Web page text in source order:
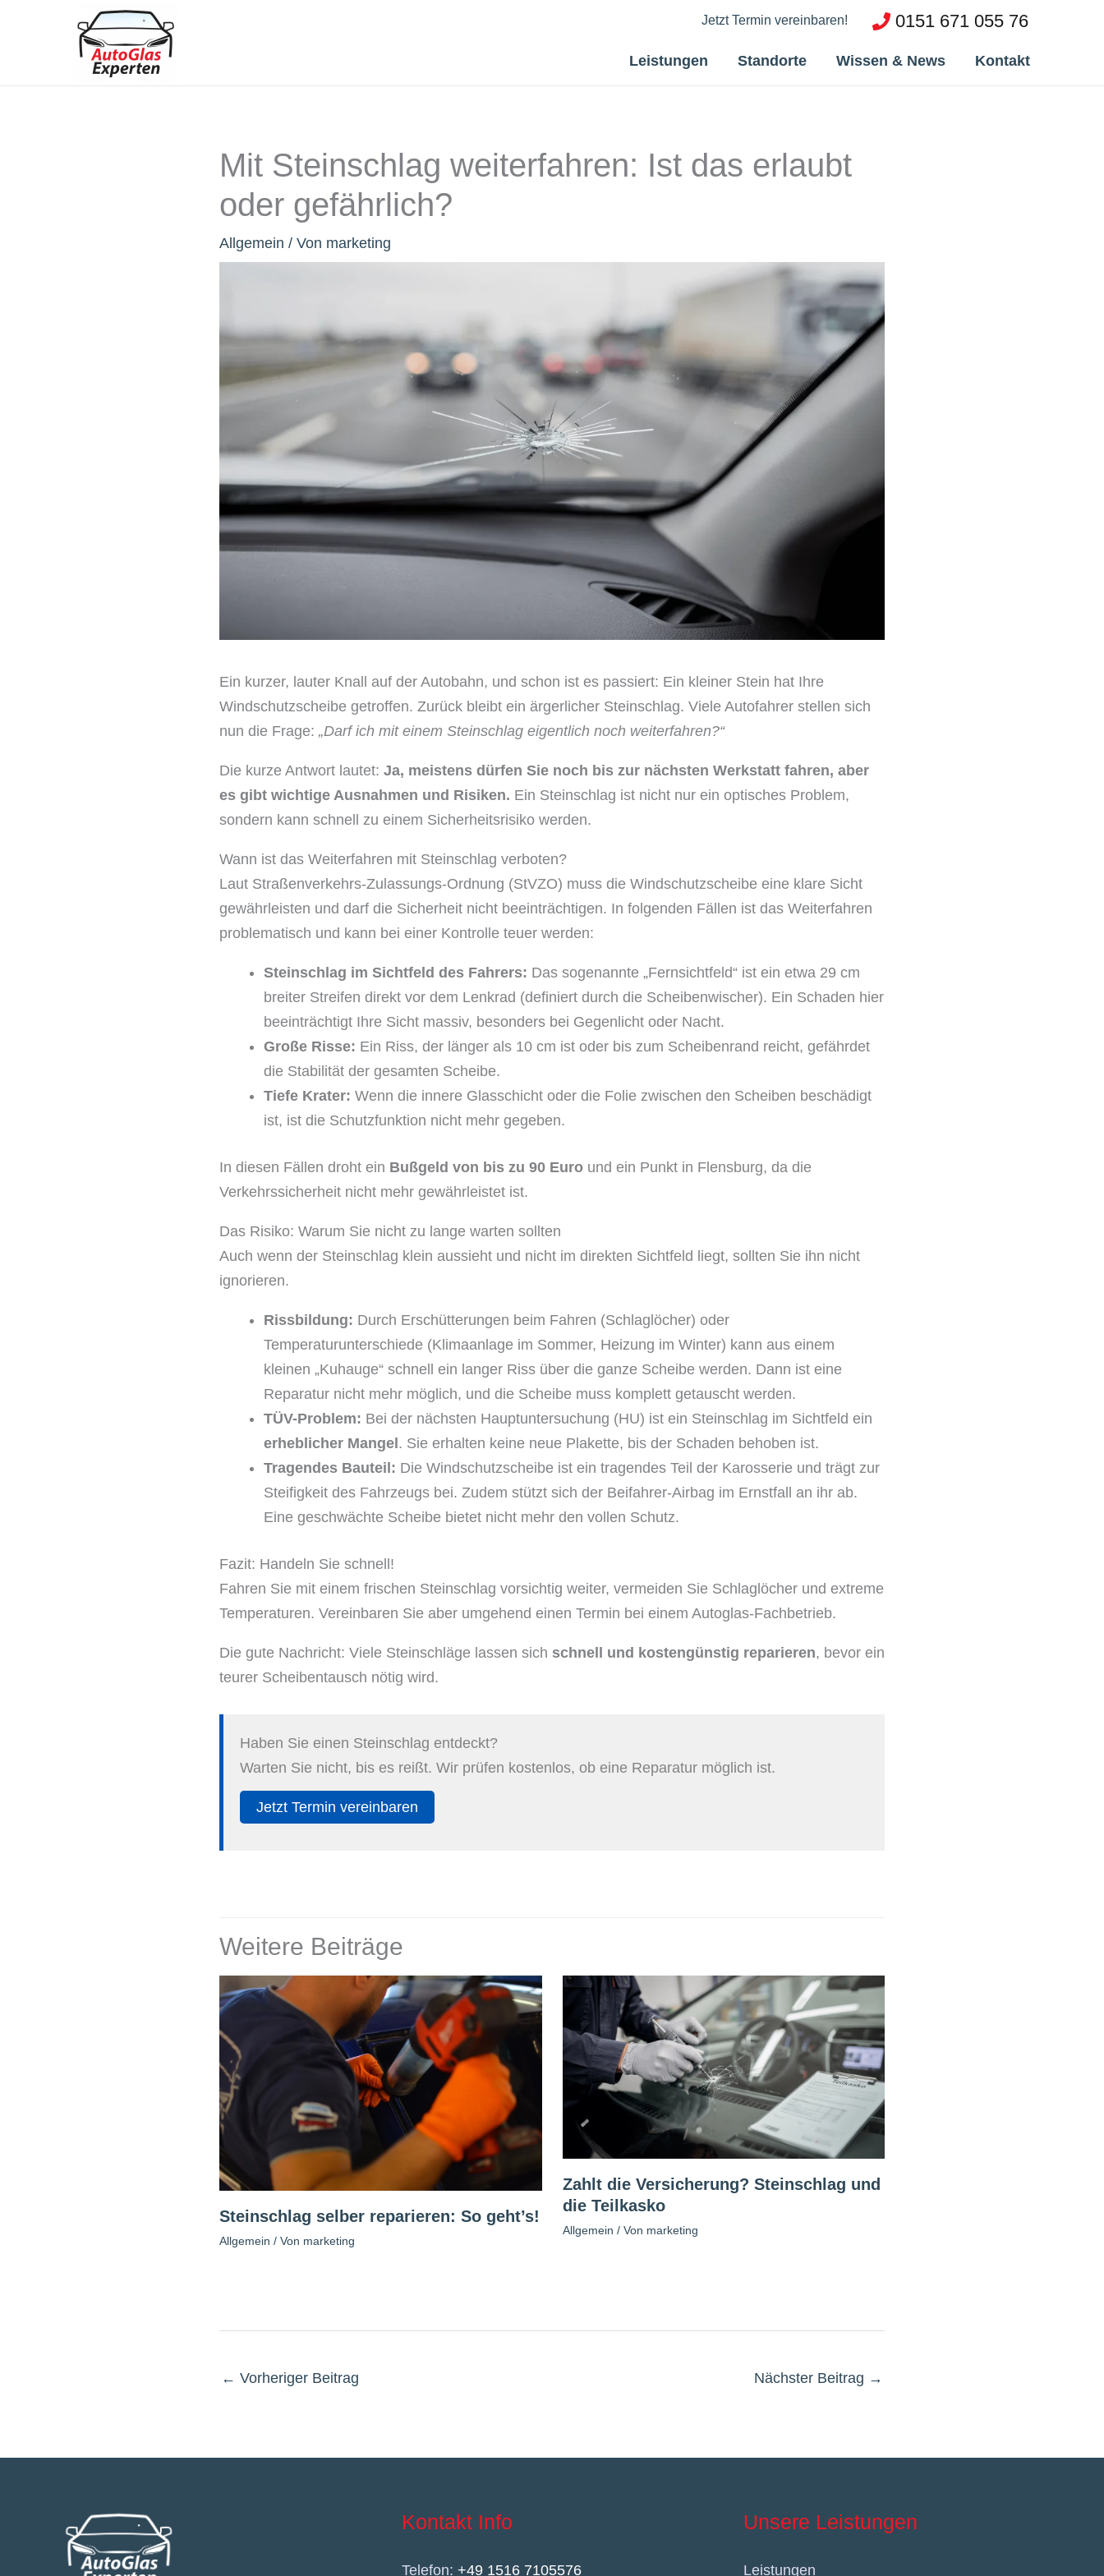
Jetzt Termin vereinbaren! 0151 671 055 76
Leistungen Standorte Wissen & News Kontakt
Mit Steinschlag weiterfahren: Ist das erlaubt
oder gefährlich?
Allgemein / Von marketing
Ein kurzer, lauter Knall auf der Autobahn, und schon ist es passiert: Ein kleiner Stein hat Ihre
Windschutzscheibe getroffen. Zurück bleibt ein ärgerlicher Steinschlag. Viele Autofahrer stellen sich
nun die Frage: „Darf ich mit einem Steinschlag eigentlich noch weiterfahren?“
Die kurze Antwort lautet: Ja, meistens dürfen Sie noch bis zur nächsten Werkstatt fahren, aber
es gibt wichtige Ausnahmen und Risiken. Ein Steinschlag ist nicht nur ein optisches Problem,
sondern kann schnell zu einem Sicherheitsrisiko werden.
Wann ist das Weiterfahren mit Steinschlag verboten?
Laut Straßenverkehrs-Zulassungs-Ordnung (StVZO) muss die Windschutzscheibe eine klare Sicht
gewährleisten und darf die Sicherheit nicht beeinträchtigen. In folgenden Fällen ist das Weiterfahren
problematisch und kann bei einer Kontrolle teuer werden:
Steinschlag im Sichtfeld des Fahrers: Das sogenannte „Fernsichtfeld“ ist ein etwa 29 cm
breiter Streifen direkt vor dem Lenkrad (definiert durch die Scheibenwischer). Ein Schaden hier
beeinträchtigt Ihre Sicht massiv, besonders bei Gegenlicht oder Nacht.
Große Risse: Ein Riss, der länger als 10 cm ist oder bis zum Scheibenrand reicht, gefährdet
die Stabilität der gesamten Scheibe.
Tiefe Krater: Wenn die innere Glasschicht oder die Folie zwischen den Scheiben beschädigt
ist, ist die Schutzfunktion nicht mehr gegeben.
In diesen Fällen droht ein Bußgeld von bis zu 90 Euro und ein Punkt in Flensburg, da die
Verkehrssicherheit nicht mehr gewährleistet ist.
Das Risiko: Warum Sie nicht zu lange warten sollten
Auch wenn der Steinschlag klein aussieht und nicht im direkten Sichtfeld liegt, sollten Sie ihn nicht
ignorieren.
Rissbildung: Durch Erschütterungen beim Fahren (Schlaglöcher) oder
Temperaturunterschiede (Klimaanlage im Sommer, Heizung im Winter) kann aus einem
kleinen „Kuhauge“ schnell ein langer Riss über die ganze Scheibe werden. Dann ist eine
Reparatur nicht mehr möglich, und die Scheibe muss komplett getauscht werden.
TÜV-Problem: Bei der nächsten Hauptuntersuchung (HU) ist ein Steinschlag im Sichtfeld ein
erheblicher Mangel . Sie erhalten keine neue Plakette, bis der Schaden behoben ist.
Tragendes Bauteil: Die Windschutzscheibe ist ein tragendes Teil der Karosserie und trägt zur
Steifigkeit des Fahrzeugs bei. Zudem stützt sich der Beifahrer-Airbag im Ernstfall an ihr ab.
Eine geschwächte Scheibe bietet nicht mehr den vollen Schutz.
Fazit: Handeln Sie schnell!
Fahren Sie mit einem frischen Steinschlag vorsichtig weiter, vermeiden Sie Schlaglöcher und extreme
Temperaturen. Vereinbaren Sie aber umgehend einen Termin bei einem Autoglas-Fachbetrieb.
Die gute Nachricht: Viele Steinschläge lassen sich schnell und kostengünstig reparieren, bevor ein
teurer Scheibentausch nötig wird.
Haben Sie einen Steinschlag entdeckt?
Warten Sie nicht, bis es reißt. Wir prüfen kostenlos, ob eine Reparatur möglich ist.
Jetzt Termin vereinbaren
Weitere Beiträge
Steinschlag selber reparieren: So geht’s!
Allgemein / Von marketing
Zahlt die Versicherung? Steinschlag und
die Teilkasko
Allgemein / Von marketing
← Vorheriger Beitrag Nächster Beitrag →
Kontakt Info
Telefon: +49 1516 7105576
Unsere Leistungen
Leistungen